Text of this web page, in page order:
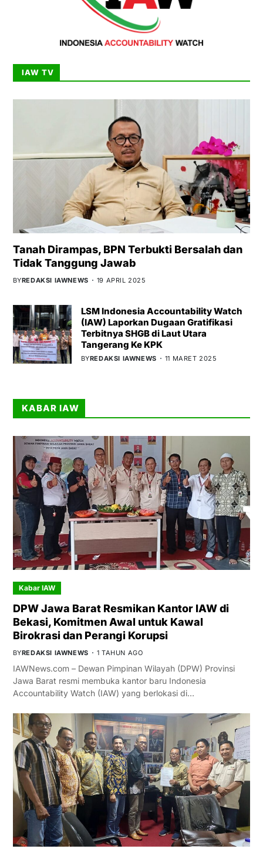
IAW TV
Tanah Dirampas, BPN Terbukti Bersalah dan
Tidak Tanggung Jawab
BYREDAKSI IAWNEWS 19 APRIL 2025
LSM Indonesia Accountability Watch
(IAW) Laporkan Dugaan Gratifikasi
Terbitnya SHGB di Laut Utara
Tangerang Ke KPK
BYREDAKSI IAWNEWS 11 MARET 2025
KABAR IAW
Kabar IAW
DPW Jawa Barat Resmikan Kantor IAW di
Bekasi, Komitmen Awal untuk Kawal
Birokrasi dan Perangi Korupsi
BYREDAKSI IAWNEWS 1 TAHUN AGO
IAWNews.com – Dewan Pimpinan Wilayah (DPW) Provinsi
Jawa Barat resmi membuka kantor baru Indonesia
Accountability Watch (IAW) yang berlokasi di…